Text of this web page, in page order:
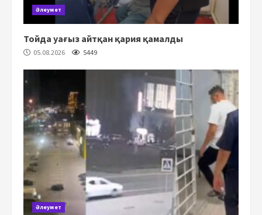
Әлеумет
Тойда уағыз айтқан қария қамалды
05.08.2026 5449
Әлеумет